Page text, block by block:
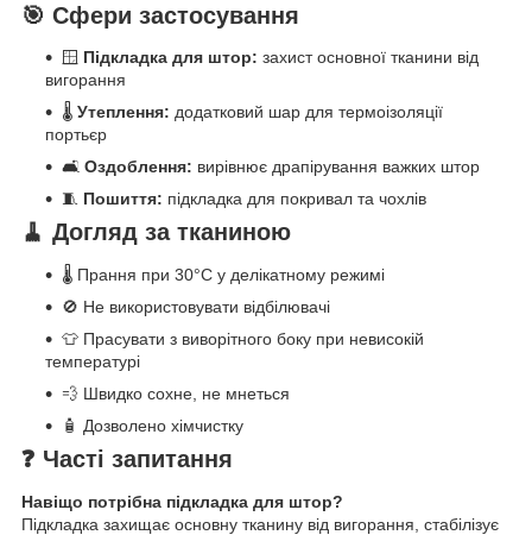
🎯 Сфери застосування
🪟 Підкладка для штор: захист основної тканини від
вигорання
🌡️ Утеплення: додатковий шар для термоізоляції
портьєр
🛋️ Оздоблення: вирівнює драпірування важких штор
🧵 Пошиття: підкладка для покривал та чохлів
🧹 Догляд за тканиною
🌡️ Прання при 30°C у делікатному режимі
🚫 Не використовувати відбілювачі
👕 Прасувати з виворітного боку при невисокій
температурі
💨 Швидко сохне, не мнеться
🧴 Дозволено хімчистку
❓ Часті запитання
Навіщо потрібна підкладка для штор?
Підкладка захищає основну тканину від вигорання, стабілізує